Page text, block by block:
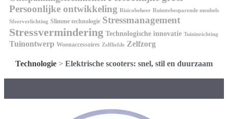
Persoonlijke ontwikkeling Risicobeheer Ruimtebesparende meubels
Sfeerverlichting Slimme technologie Stressmanagement
Stressvermindering Technologische innovatie Tuininrichting
Tuinontwerp Woonaccessoires Zelfliefde Zelfzorg
Technologie > Elektrische scooters: snel, stil en duurzaam